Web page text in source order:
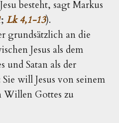
Jesu besteht, sagt Markus
; Lk 4,1-13).
grundsätzlich an die
Jesus als dem
und Satan als der
will Jesus von seinem
Willen Gottes zu